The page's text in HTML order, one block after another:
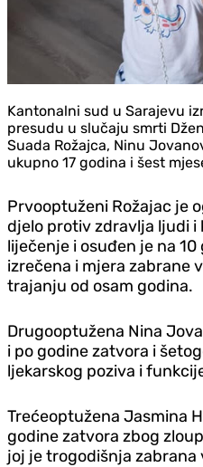
Kantonalni sud u Sarajevu
presudu u slučaju smrti
Suada Rožajca, Ninu
ukupno 17 godina i šest
Prvooptuženi Rožajac je
djelo protiv zdravlja ljudi
liječenje i osuđen je na
izrečena i mjera zabrane
trajanju od osam godina.
Drugooptužena Nina
i po godine zatvora i
ljekarskog poziva i
Trećeoptužena Jasmina
godine zatvora zbog
joj je trogodišnja